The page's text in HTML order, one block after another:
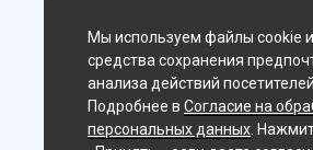
Лаванда
Гиацинты
Мы в соц. сетях:
Мы используем файлы cookie
средства сохранения
анализа действий
Подробнее в Согласие на
персональных данных .